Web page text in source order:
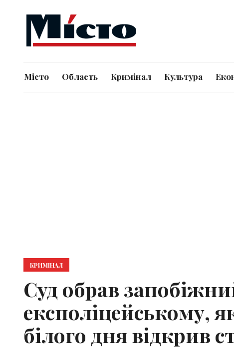
Місто Область Кримінал Культура
КРИМІНАЛ
Суд обрав
експоліцейському,
білого дня відкрив